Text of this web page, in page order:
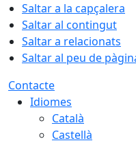
Saltar a la capçalera
Saltar al contingut
Saltar a relacionats
Saltar al peu de
Contacte
Idiomes
Català
Castellà